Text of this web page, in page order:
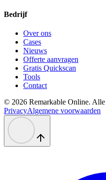
Bedrijf
Over ons
Cases
Nieuws
Offerte aanvragen
Gratis Quickscan
Tools
Contact
© 2026 Remarkable Online.
PrivacyAlgemene voorwaarden